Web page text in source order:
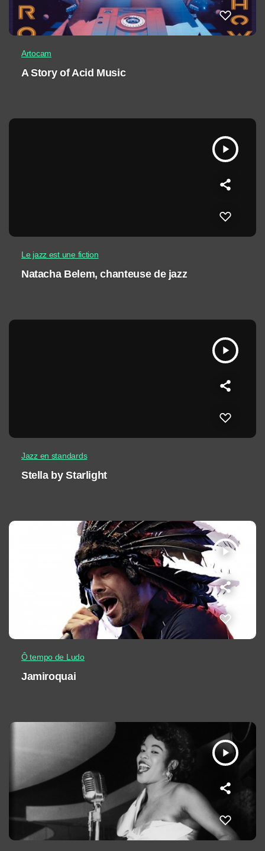
Artocam
A Story of Acid Music
play_arrow
Le jazz est une fiction
Natacha Belem, chanteuse de jazz
play_arrow
Jazz en standards
Stella by Starlight
play_arrow
Ô tempo de Ludo
Jamiroquai
play_arrow